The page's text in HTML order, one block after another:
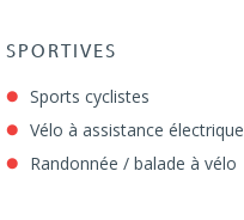
SPORTIVES
Sports cyclistes
Vélo à assistance électrique
Randonnée / balade à vélo